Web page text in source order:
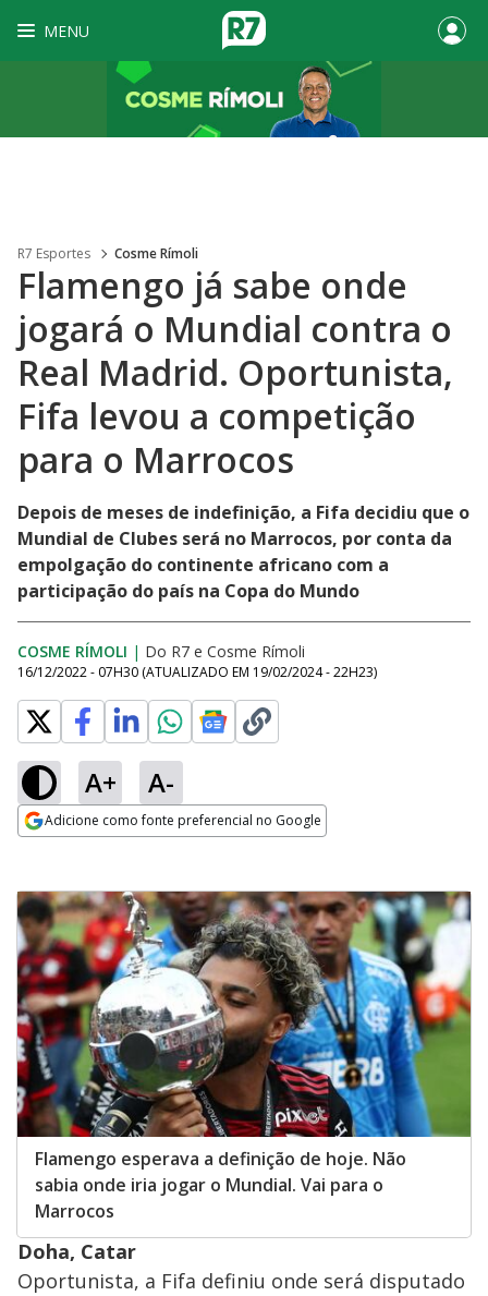
MENU
R7 Esportes Cosme Rímoli
Flamengo já sabe onde
jogará o Mundial contra o
Real Madrid. Oportunista,
Fifa levou a competição
para o Marrocos
Depois de meses de indefinição, a Fifa decidiu que o
Mundial de Clubes será no Marrocos, por conta da
empolgação do continente africano com a
participação do país na Copa do Mundo
COSME RÍMOLI | Do R7 e Cosme Rímoli
16/12/2022 - 07H30 (ATUALIZADO EM 19/02/2024 - 22H23)
A+ A-
Adicione como fonte preferencial no Google
Flamengo esperava a definição de hoje. Não
sabia onde iria jogar o Mundial. Vai para o
Marrocos
Doha, Catar
Oportunista, a Fifa definiu onde será disputado